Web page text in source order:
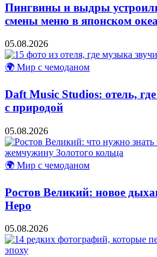
Пингвины и выдры устроили
смены меню в японском
05.08.2026
🌍 Мир с чемоданом
Daft Music Studios: отель,
с природой
05.08.2026
🌍 Мир с чемоданом
Ростов Великий: новое
Неро
05.08.2026